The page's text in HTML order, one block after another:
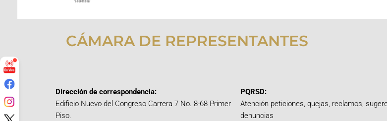
CÁMARA DE REPRESENTANTES
Dirección de correspondencia:
Edificio Nuevo del Congreso Carrera 7 No. 8-68 Primer
Piso.
PQRSD:
Atención peticiones, quejas, reclamos,
denuncias